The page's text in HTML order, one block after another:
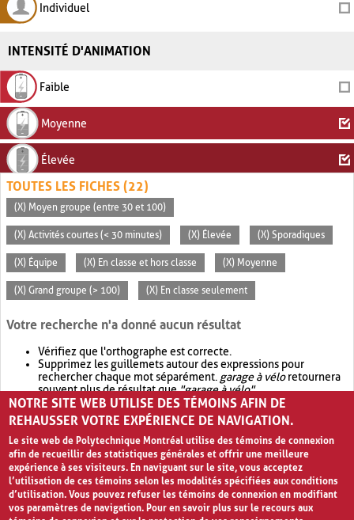
Individuel
INTENSITÉ D'ANIMATION
Faible
Moyenne
Élevée
TOUTES LES FICHES (22)
(X) Moyen groupe (entre 30 et 100)
(X) Activités courtes (< 30 minutes) (X) Élevée (X) Sporadiques
(X) Équipe (X) En classe et hors classe (X) Moyenne
(X) Grand groupe (> 100) (X) En classe seulement
Votre recherche n'a donné aucun résultat
Vérifiez que l'orthographe est correcte.
Supprimez les guillemets autour des expressions pour
rechercher chaque mot séparément. garage à véloretournera
souvent plus de résultat que"garage à vélo".
Envisagez d'élargir votre recherche avec OR.garage OR vélo
retournera souvent plus de résultat quegarage à vélo
NOTRE SITE WEB UTILISE DES TÉMOINS AFIN DE
REHAUSSER VOTRE EXPÉRIENCE DE NAVIGATION.
Le site web de Polytechnique Montréal utilise des témoins de connexion
afin de recueillir des statistiques générales et offrir une meilleure
expérience à ses visiteurs. En naviguant sur le site, vous acceptez
l’utilisation de ces témoins selon les modalités spécifiées aux conditions
d’utilisation. Vous pouvez refuser les témoins de connexion en modifiant
vos paramètres de navigation. Pour en savoir plus sur le recours aux